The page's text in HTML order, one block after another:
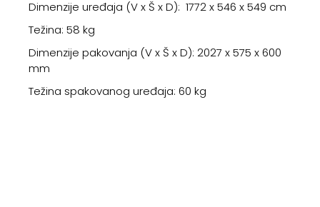
Dimenzije uređaja (V x Š x D): 1772 x 546 x 549 cm
Težina: 58 kg
Dimenzije pakovanja (V x Š x D): 2027 x 575 x 600
mm
Težina spakovanog uređaja: 60 kg